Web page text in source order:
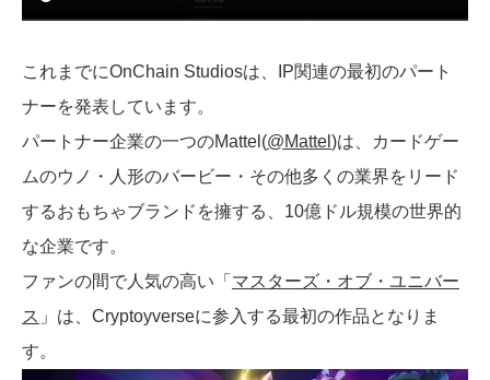
これまでにOnChain Studiosは、IP関連の最初のパート
ナーを発表しています。
パートナー企業の一つのMattel(@Mattel )は、カードゲー
ムのウノ・人形のバービー・その他多くの業界をリード
するおもちゃブランドを擁する、10億ドル規模の世界的
な企業です。
ファンの間で人気の高い「 マスターズ・オブ・ユニバー
ス 」は、Cryptoyverseに参入する最初の作品となりま
す。